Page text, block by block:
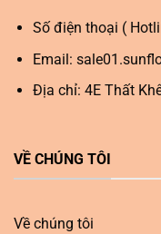
Số điện thoại (
Email:
Địa chỉ: 4E Thất
VỀ CHÚNG TÔI
Về chúng tôi